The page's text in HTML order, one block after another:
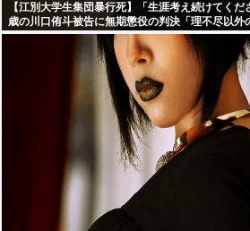
【江別大学生集団暴行死】「生涯考え続けてく
歳の川口侑斗被告に無期懲役の判決「理不尽以外